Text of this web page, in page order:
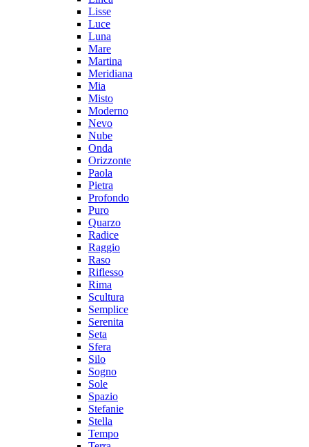
Lisse
Luce
Luna
Mare
Martina
Meridiana
Mia
Misto
Moderno
Nevo
Nube
Onda
Orizzonte
Paola
Pietra
Profondo
Puro
Quarzo
Radice
Raggio
Raso
Riflesso
Rima
Scultura
Semplice
Serenita
Seta
Sfera
Silo
Sogno
Sole
Spazio
Stefanie
Stella
Tempo